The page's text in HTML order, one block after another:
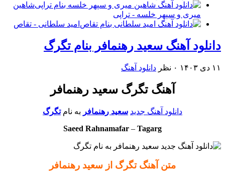
شاهین
میری و سپهر خلسه - تراپی
امید سلطانی - تقاص
دانلود آهنگ سعید رهنمافر بنام تگرگ
۱۱ دی ۱۴۰۳ ۰ نظر دانلود آهنگ
آهنگ تگرگ سعید رهنمافر
دانلود آهنگ جدید سعید رهنمافر به نامتگرگ
Saeed Rahnamafar – Tagarg
متن آهنگ تگرگ از سعید رهنمافر